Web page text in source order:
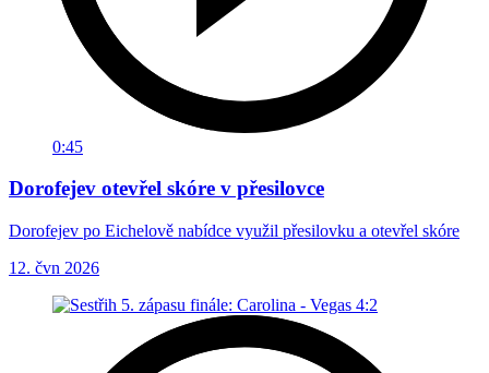
0:45
Dorofejev otevřel skóre v přesilovce
Dorofejev po Eichelově nabídce využil přesilovku a otevřel skóre
12. čvn 2026